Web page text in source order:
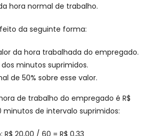
hora normal de trabalho.
da seguinte forma:
da hora trabalhada do empregado.
minutos suprimidos.
de 50% sobre esse valor.
de trabalho do empregado é R$
minutos de intervalo suprimidos:
20,00 / 60 = R$ 0,33